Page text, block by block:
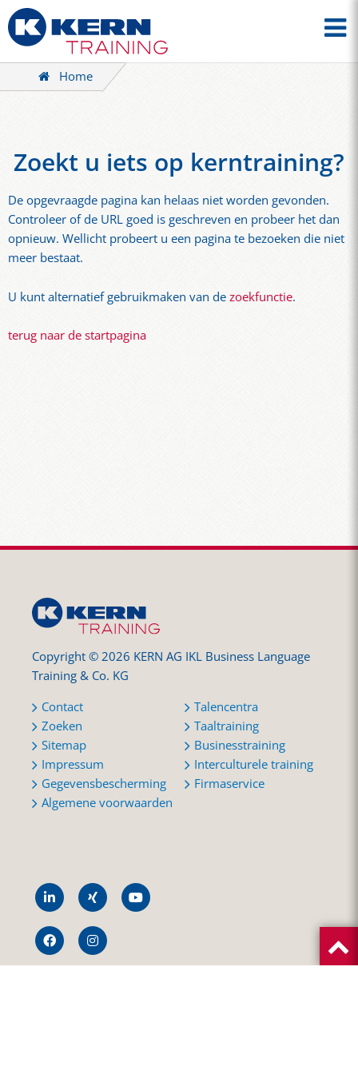
Home
Zoekt u iets op kerntraining?
De opgevraagde pagina kan helaas niet worden gevonden.
Controleer of de URL goed is geschreven en probeer het dan
opnieuw. Wellicht probeert u een pagina te bezoeken die niet
meer bestaat.
U kunt alternatief gebruikmaken van dezoekfunctie.
terug naar de startpagina
Copyright © 2026 KERN AG IKL Business Language
Training & Co. KG
Contact
Zoeken
Sitemap
Impressum
Gegevensbescherming
Algemene voorwaarden
Talencentra
Taaltraining
Businesstraining
Interculturele training
Firmaservice